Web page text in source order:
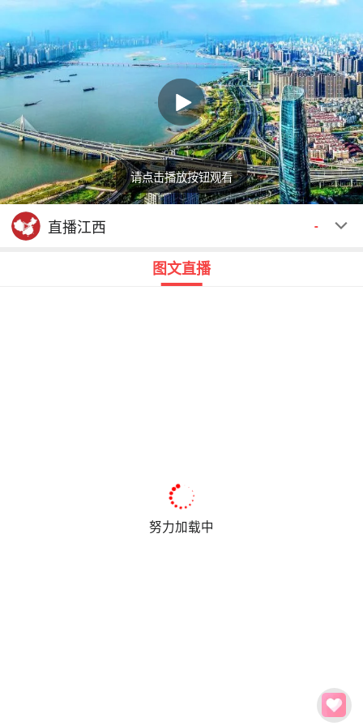
请点击播放按钮观看
回顾 00:00
直播江西 -
图文直播
努力加载中